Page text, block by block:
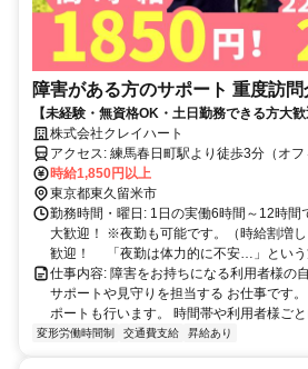
障害がある方のサポート 重度訪
【未経験・無資格OK・土日勤務できる方大
務可能！平日の み・土日のみもOK！月80時
支給します！
株式会社クレイハート
アクセス: 練馬春日町駅より徒歩3分（
時給1,850円以上
東京都東久留米市
勤務時間・曜日: 1日の実働6時間～12時間
大歓迎！ ※夜勤も可能です。（時給割増
歓迎！ 「夜勤は体力的に不安…」という
仕事内容: 障害をお持ちになる利用者様の
サポートや見守りを担当する お仕事です
ポートも行います。 時間帯や利用者様ごと
変形労働時間制 交通費支給 昇給あり